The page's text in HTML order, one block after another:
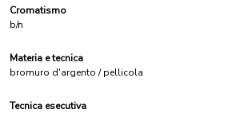
Cromatismo
b/n
Materia e tecnica
bromuro d'argento / pellicola
Tecnica esecutiva